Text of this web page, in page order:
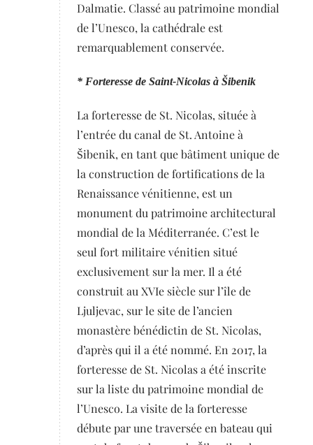
Dalmatie. Classé au patrimoine mondial
de l’Unesco, la cathédrale est
remarquablement conservée.
* Forteresse de Saint-Nicolas à Šibenik
La forteresse de St. Nicolas, située à
l’entrée du canal de St. Antoine à
Šibenik, en tant que bâtiment unique de
la construction de fortifications de la
Renaissance vénitienne, est un
monument du patrimoine architectural
mondial de la Méditerranée. C’est le
seul fort militaire vénitien situé
exclusivement sur la mer. Il a été
construit au XVIe siècle sur l’île de
Ljuljevac, sur le site de l’ancien
monastère bénédictin de St. Nicolas,
d’après qui il a été nommé. En 2017, la
forteresse de St. Nicolas a été inscrite
sur la liste du patrimoine mondial de
l’Unesco. La visite de la forteresse
débute par une traversée en bateau qui